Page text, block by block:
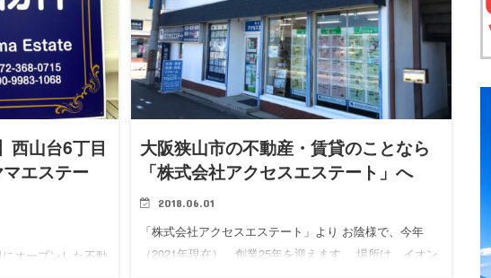
西山台6丁目
エステー
オープンした不動
大阪狭山市の不動産・賃貸のことなら
「株式会社アクセスエステート」へ
2018.06.01
「株式会社アクセスエステート」より お陰様で、今年
（2021年現在）、創業25年を迎えます。 場所は、イオン